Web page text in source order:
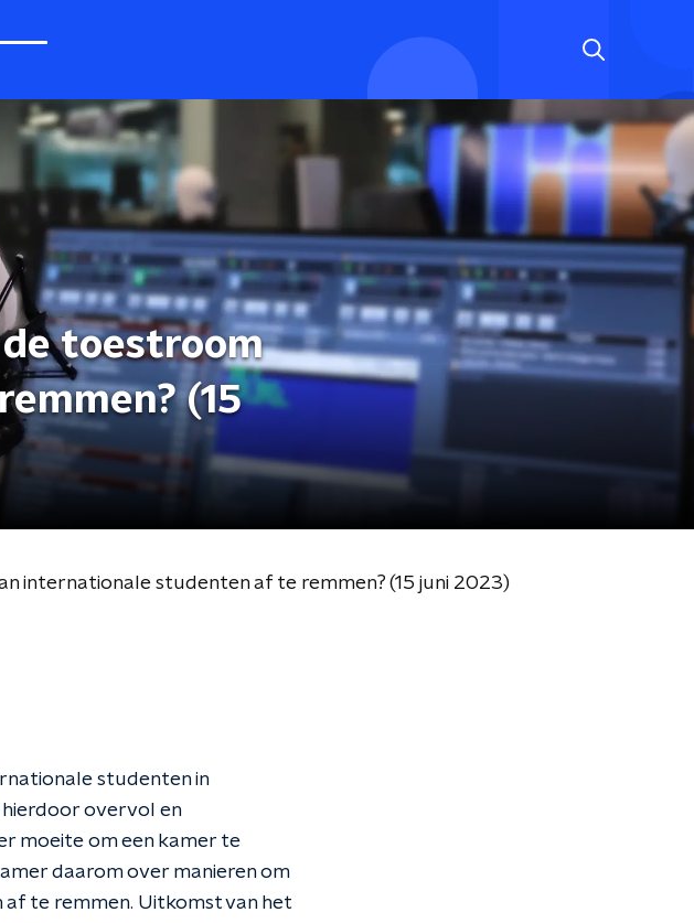
toestroom
(15
internationale studenten af te remmen? (15 juni 2023)
studenten in
overvol en
moeite om een kamer te
daarom over manieren om
te remmen. Uitkomst van het